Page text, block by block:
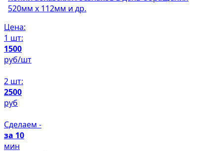
520мм х 112мм и др.
Цена:
1 шт:
1500
руб/шт
2 шт:
2500
руб
Сделаем -
за 10
мин